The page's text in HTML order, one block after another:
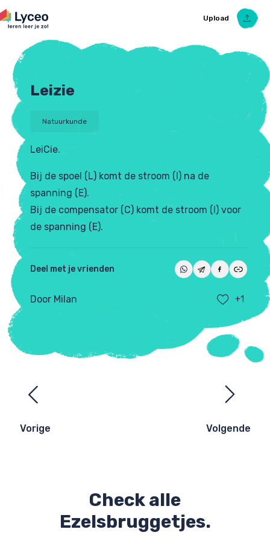
Upload
Upload Ezelsbruggetje
Leizie
Natuurkunde
LeiCie.
Bij de spoel (L) komt de stroom (I) na de
spanning (E).
Bij de compensator (C) komt de stroom (I) voor
de spanning (E).
Deel met je vrienden
Door Milan +1
Ezelsbruggetjes
navigatie
Vorige Volgende
Check alle
Ezelsbruggetjes.